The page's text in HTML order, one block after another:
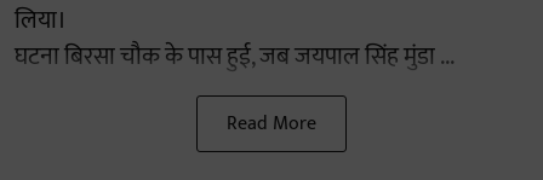
लिया।
घटना बिरसा चौक के पास हुई, जब जयपाल सिंह मुंडा ...
Read More